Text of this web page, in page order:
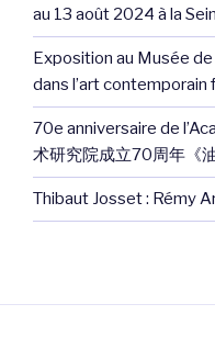
au 13 août 2024 à la
Exposition au Musée
dans l’art contemporain
70e anniversaire de
术研究院成立70周年《
Thibaut Josset : Rémy